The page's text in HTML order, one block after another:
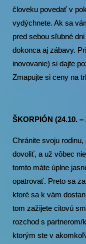
človeku povedať v
vydýchnete. Ak sa
pred sebou sľubné
dokonca aj zábavy.
inovovanie) si dajte
Zmapujte si ceny na
ŠKORPIÓN (24.10. –
Chránite svoju
dovoliť, a už vôbec
tomto máte úplne
opatrovať. Preto sa
ktoré sa k vám
tom zažijete citovú
rozchod s partnerom/
ktorým ste v